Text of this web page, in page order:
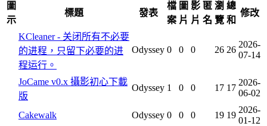
圖
示
標題 發表
檔
案
圖
片
影
片
匿
名
瀏
覽
總
和
修改
KCleaner - 关闭所有不必要
的进程，只留下必要的进
程运行。
Odyssey 0 0 0 26 26
2026-
07-14
JoCame v0.x 攝影初心下載
版
Odyssey 1 0 0 17 17
2026-
06-02
Cakewalk Odyssey 0 0 0 19 19
2026-
01-12